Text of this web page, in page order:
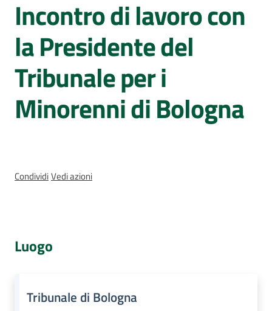
Agenda
Assemblea
dei
ragazzi
e
delle
Attività
Salta al contenuto
Incontro di lavoro con
la Presidente del
Tribunale per i
Minorenni di Bologna
CondividiVedi azioni
Luogo
Tribunale di Bologna